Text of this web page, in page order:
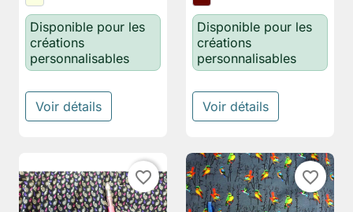
Disponible pour les
créations
personnalisables
Voir détails
Disponible pour les
créations
personnalisables
Voir détails
favorite_border favorite_border